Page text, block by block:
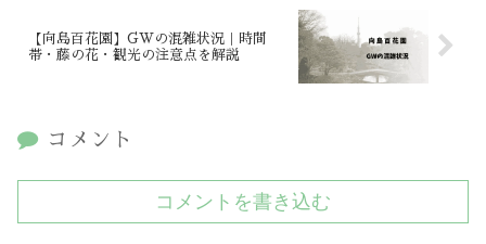
【向島百花園】GWの混雑状況｜時間
帯・藤の花・観光の注意点を解説
コメント
コメントを書き込む